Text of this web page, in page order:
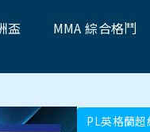
盃 MMA 綜合格鬥
PL英格蘭